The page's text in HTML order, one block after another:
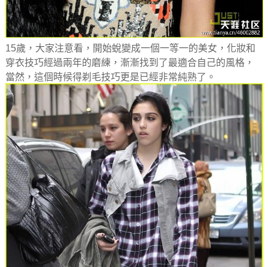
15歲，大家注意看，開始蛻變成一個一等一的美女，化妝和
穿衣技巧經過兩年的磨練，漸漸找到了最適合自己的風格，
當然，這個時候得剃毛技巧更是已經非常純熟了。